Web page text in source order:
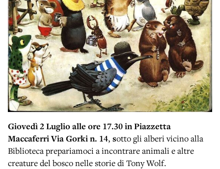
Giovedì 2 Luglio alle ore 17.30 in Piazzetta
Maccaferri Via Gorki n. 14, sotto gli alberi vicino alla
Biblioteca prepariamoci a incontrare animali e altre
creature del bosco nelle storie di Tony Wolf.